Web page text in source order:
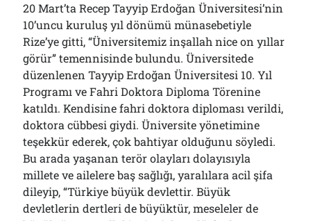
20 Mart’ta Recep Tayyip Erdoğan Üniversitesi’nin
10’uncu kuruluş yıl dönümü münasebetiyle
Rize’ye gitti, “Üniversitemiz inşallah nice on yıllar
görür” temennisinde bulundu. Üniversitede
düzenlenen Tayyip Erdoğan Üniversitesi 10. Yıl
Programı ve Fahri Doktora Diploma Törenine
katıldı. Kendisine fahri doktora diploması verildi,
doktora cübbesi giydi. Üniversite yönetimine
teşekkür ederek, çok bahtiyar olduğunu söyledi.
Bu arada yaşanan terör olayları dolayısıyla
millete ve ailelere baş sağlığı, yaralılara acil şifa
dileyip, “Türkiye büyük devlettir. Büyük
devletlerin dertleri de büyüktür, meseleler de